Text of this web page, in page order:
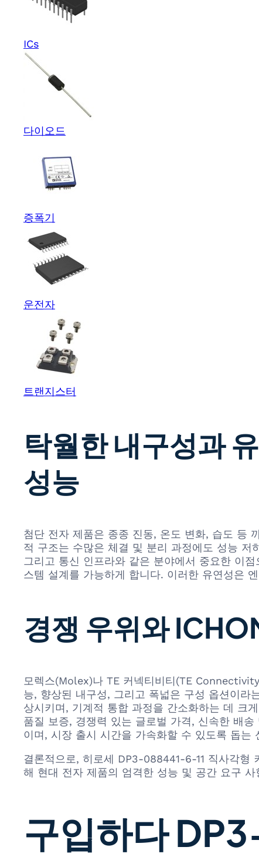
ICs
다이오드
증폭기
운전자
트랜지스터
탁월한 내구성과
성능
첨단 전자 제품은 종종 진동, 온도 변화, 습도 등
적 구조는 수많은 체결 및 분리 과정에도 성능
그리고 통신 인프라와 같은 분야에서 중요한 이
스템 설계를 가능하게 합니다. 이러한 유연성은
경쟁 우위와
모렉스(Molex)나 TE 커넥티비티(TE
능, 향상된 내구성, 그리고 폭넓은 구성 옵션이라
상시키며, 기계적 통합 과정을 간소화하는 데 크
품질 보증, 경쟁력 있는 글로벌 가격, 신속한 배
이며, 시장 출시 시간을 가속화할 수 있도록 돕는
결론적으로, 히로세 DP3-088441-6-11 직사각형
해 현대 전자 제품의 엄격한 성능 및 공간 요구
구입하다